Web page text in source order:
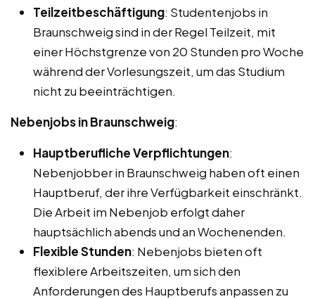
Teilzeitbeschäftigung: Studentenjobs in
Braunschweig sind in der Regel Teilzeit, mit
einer Höchstgrenze von 20 Stunden pro Woche
während der Vorlesungszeit, um das Studium
nicht zu beeinträchtigen.
Nebenjobs in Braunschweig:
Hauptberufliche Verpflichtungen:
Nebenjobber in Braunschweig haben oft einen
Hauptberuf, der ihre Verfügbarkeit einschränkt.
Die Arbeit im Nebenjob erfolgt daher
hauptsächlich abends und an Wochenenden.
Flexible Stunden: Nebenjobs bieten oft
flexiblere Arbeitszeiten, um sich den
Anforderungen des Hauptberufs anpassen zu